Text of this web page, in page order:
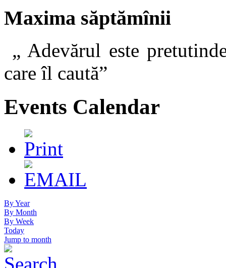
Maxima săptămînii
„ Adevărul este
care îl
Events Calendar
By Year
By Month
By Week
Today
Jump to month